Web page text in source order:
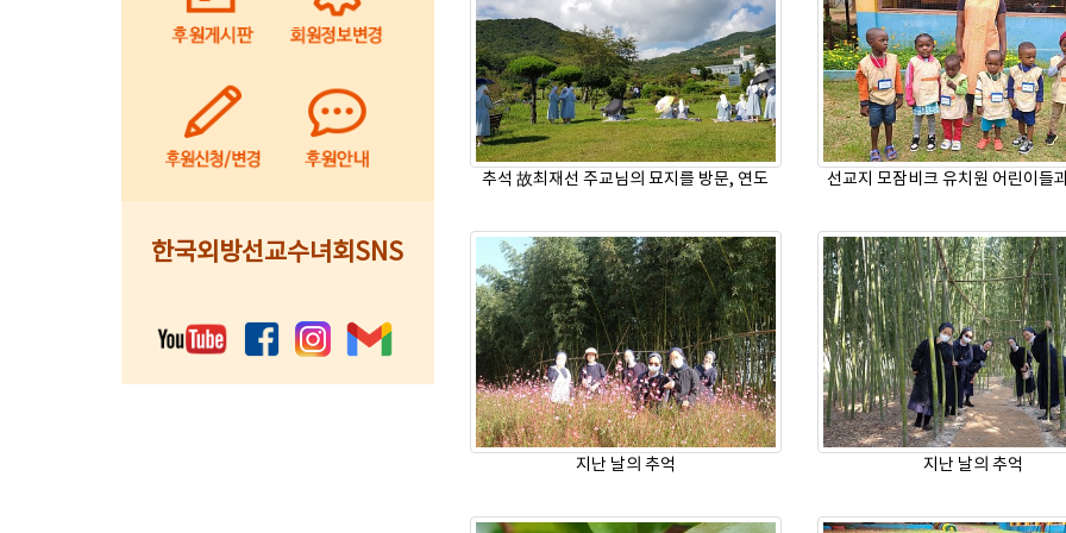
한국외방선교수녀회SNS
추석 故최재선 주교님의 묘지를 방문, 연도 선교지 모잠비크 유치원 어린이들
지난 날의 추억 지난 날의 추억